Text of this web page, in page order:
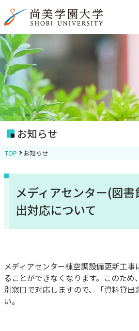
お知らせ
TOP お知らせ
メディアセンター(図
出対応について
メディアセンター棟空調設備更新工
ることができなくなります。このため
別窓口で対応しますので、「資料貸出
い。